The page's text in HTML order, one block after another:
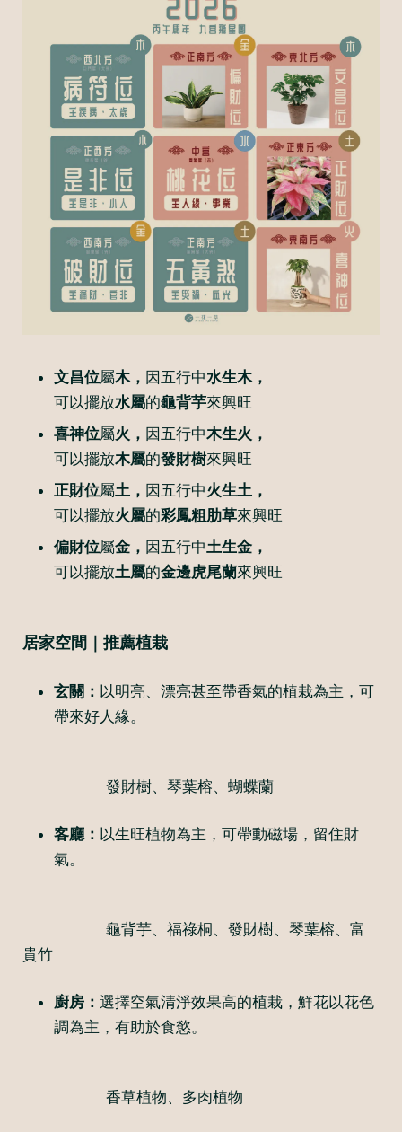
文昌位屬木， 因五行中水生木，
可以擺放水屬的龜背芋來興旺
喜神位屬火， 因五行中木生火 ，
可以擺放木屬的發財樹來興旺
正財位屬土， 因五行中火生土 ，
可以擺放火屬的彩鳳粗肋草來興旺
偏財位屬金， 因五行中土生金 ，
可以擺放土屬的金邊虎尾蘭來興旺
居家空間｜推薦植栽
玄關： 以明亮、漂亮甚至帶香氣的植栽為主，可
帶來好人緣。
發財樹、琴葉榕、蝴蝶蘭
客廳： 以生旺植物為主，可帶動磁場，留住財
氣。
龜背芋、福祿桐、發財樹、琴葉榕、富
貴竹
廚房： 選擇空氣清淨效果高的植栽，鮮花以花色
調為主，有助於食慾。
香草植物、多肉植物